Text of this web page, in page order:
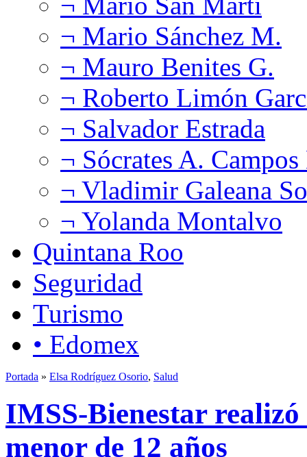
¬ Mario Sánchez M.
¬ Mauro Benites G.
¬ Roberto Limón
¬ Salvador Estrada
¬ Sócrates A.
¬ Vladimir Galeana
¬ Yolanda Montalvo
Quintana Roo
Seguridad
Turismo
• Edomex
Portada » Elsa Rodríguez Osorio, Salud
IMSS-Bienestar
menor de 12 años